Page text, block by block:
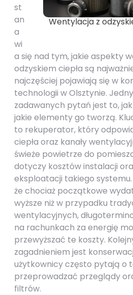
Wentylacja z
st
an
a
wi
a się nad tym, jakie aspekty
odzyskiem ciepła są
najczęściej pojawiają się w
technologii w Olsztynie.
zadawanych pytań jest to,
jakie elementy go tworzą.
to rekuperator, który
ciepła oraz kanały
świeże powietrze do
dotyczy kosztów instalacji
eksploatacji takiego
że chociaż początkowe
wyższe niż w przypadku
wentylacyjnych,
na rachunkach za energię
przewyższać te koszty.
zagadnieniem jest
użytkownicy często pytają o
przeprowadzać przeglądy
filtrów.